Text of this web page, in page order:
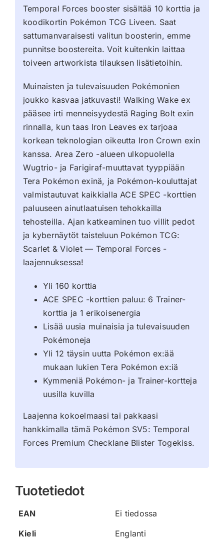
Temporal Forces booster sisältää 10 korttia ja
koodikortin Pokémon TCG Liveen. Saat
sattumanvaraisesti valitun boosterin, emme
punnitse boostereita. Voit kuitenkin laittaa
toiveen artworkista tilauksen lisätietoihin.
Muinaisten ja tulevaisuuden Pokémonien
joukko kasvaa jatkuvasti! Walking Wake ex
pääsee irti menneisyydestä Raging Bolt exin
rinnalla, kun taas Iron Leaves ex tarjoaa
korkean teknologian oikeutta Iron Crown exin
kanssa. Area Zero -alueen ulkopuolella
Wugtrio- ja Farigiraf-muuttavat tyyppiään
Tera Pokémon exinä, ja Pokémon-kouluttajat
valmistautuvat kaikkialla ACE SPEC -korttien
paluuseen ainutlaatuisen tehokkailla
tehosteilla. Ajan katkeaminen tuo villit pedot
ja kybernäytöt taisteluun Pokémon TCG:
Scarlet & Violet — Temporal Forces -
laajennuksessa!
Yli 160 korttia
ACE SPEC -korttien paluu: 6 Trainer-
korttia ja 1 erikoisenergia
Lisää uusia muinaisia ja tulevaisuuden
Pokémoneja
Yli 12 täysin uutta Pokémon ex:ää
mukaan lukien Tera Pokémon ex:iä
Kymmeniä Pokémon- ja Trainer-kortteja
uusilla kuvilla
Laajenna kokoelmaasi tai pakkaasi
hankkimalla tämä Pokémon SV5: Temporal
Forces Premium Checklane Blister Togekiss.
Tuotetiedot
EAN
Ei tiedossa
Kieli
Englanti